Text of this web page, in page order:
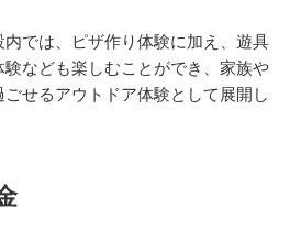
では、ピザ作り体験に加え、遊具
なども楽しむことができ、家族や
せるアウトドア体験として展開し